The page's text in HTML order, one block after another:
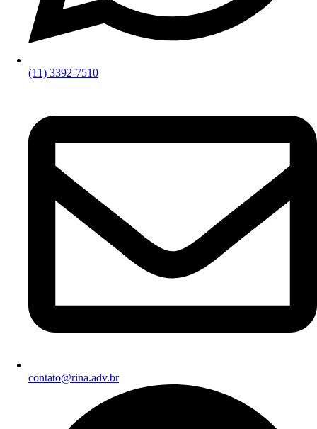
(11) 3392-7510
contato@rina.adv.br